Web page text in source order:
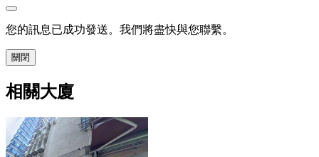
您的訊息已成功發送。我們將盡快與您聯繫。
關閉
相關大廈